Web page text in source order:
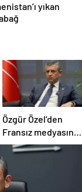
yıkan
bir
Özgür Özel’den
Fransız medyasına
İngiltere sitemi